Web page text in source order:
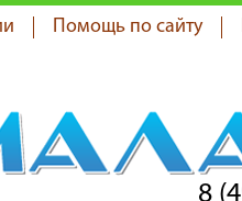
Помощь по сайту
8